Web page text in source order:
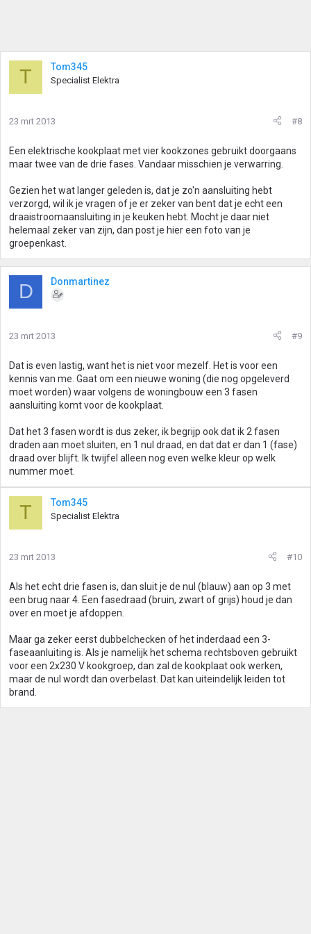
T Tom345
Specialist Elektra
23 mrt 2013 #8
Een elektrische kookplaat met vier kookzones gebruikt doorgaans
maar twee van de drie fases. Vandaar misschien je verwarring.
Gezien het wat langer geleden is, dat je zo'n aansluiting hebt
verzorgd, wil ik je vragen of je er zeker van bent dat je echt een
draaistroomaansluiting in je keuken hebt. Mocht je daar niet
helemaal zeker van zijn, dan post je hier een foto van je
groepenkast.
D Donmartinez
23 mrt 2013 #9
Dat is even lastig, want het is niet voor mezelf. Het is voor een
kennis van me. Gaat om een nieuwe woning (die nog opgeleverd
moet worden) waar volgens de woningbouw een 3 fasen
aansluiting komt voor de kookplaat.
Dat het 3 fasen wordt is dus zeker, ik begrijp ook dat ik 2 fasen
draden aan moet sluiten, en 1 nul draad, en dat dat er dan 1 (fase)
draad over blijft. Ik twijfel alleen nog even welke kleur op welk
nummer moet.
T Tom345
Specialist Elektra
23 mrt 2013 #10
Als het echt drie fasen is, dan sluit je de nul (blauw) aan op 3 met
een brug naar 4. Een fasedraad (bruin, zwart of grijs) houd je dan
over en moet je afdoppen.
Maar ga zeker eerst dubbelchecken of het inderdaad een 3-
faseaanluiting is. Als je namelijk het schema rechtsboven gebruikt
voor een 2x230 V kookgroep, dan zal de kookplaat ook werken,
maar de nul wordt dan overbelast. Dat kan uiteindelijk leiden tot
brand.